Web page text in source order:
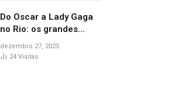
Do Oscar a Lady Gaga
no Rio: os grandes
marcos da cultura em
2025
dezembro 27, 2025
24 Visitas